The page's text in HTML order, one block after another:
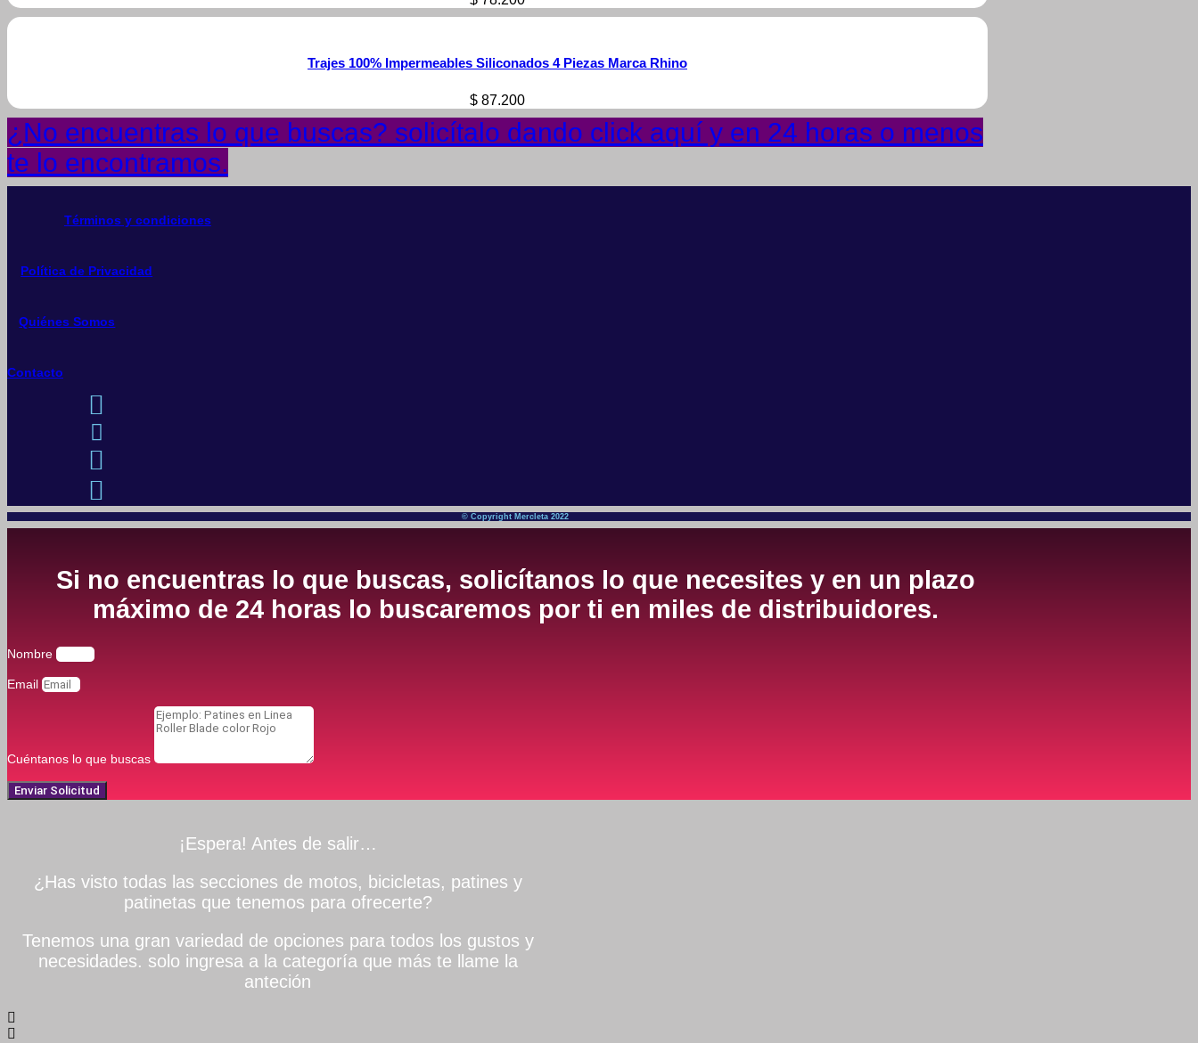
Trajes 100% Impermeables Siliconados 4 Piezas Marca Rhino
$ 87.200
¿No encuentras lo que buscas? solicítalo dando click aquí y en 24 horas o menos
te lo encontramos.
Términos y condiciones
Política de Privacidad
Quiénes Somos
Contacto
© Copyright Mercleta 2022
Si no encuentras lo que buscas, solicítanos lo que necesites y en un plazo
máximo de 24 horas lo buscaremos por ti en miles de distribuidores.
Nombre
Email
Cuéntanos lo que buscas
Enviar Solicitud
¡Espera! Antes de salir…
¿Has visto todas las secciones de motos, bicicletas, patines y
patinetas que tenemos para ofrecerte?
Tenemos una gran variedad de opciones para todos los gustos y
necesidades. solo ingresa a la categoría que más te llame la
anteción